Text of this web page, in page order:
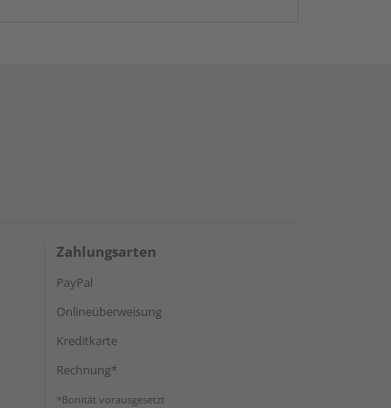
Zahlungsarten
PayPal
Onlineüberweisung
Kreditkarte
Rechnung*
*Bonität vorausgesetzt